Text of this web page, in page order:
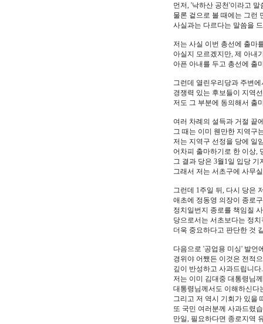
먼저, '낙하산 공천'이라고
물론 겉으로 볼 때에는 그런
사실과는 다르다는 말씀을
저는 사실 이번 총선에 출마
아실지 모르겠지만, 제 아내
아픈 아내를 두고 총선에 출
그런데 열린우리당과 주변
경쟁력 있는 후보들이 지역
저도 그 부분에 동의해서 출
여러 차례의 설득과 거절 끝
그 때는 이미 웬만한 지역구
저는 지역구 선정을 당에 일
어차피 출마하기로 한 이상,
그 결과 당은 3월1일 입당
그래서 저는 서초구에 사무
그런데 1주일 뒤, 다시 당은
애초에 정동영 의장이 종로
정치일번지 종로를 책임질
당으로서는 서초보다는 정
더욱 중요하다고 판단한 것
다음으로 '공업용 미싱' 발언
경위야 어쨌든 이것은 전적
깊이 반성하고 사과드립니다.
저는 이미 김대중 대통령님
대통령님께서도 이해하신다
그리고 저 역시 기회가 있을
또 국민 여러분께 사과드렸
만일, 필요하다면 종로지역